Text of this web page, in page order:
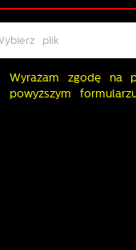
plik
Wyrażam zgodę na
powyższym